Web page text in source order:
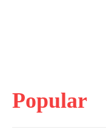
Popular